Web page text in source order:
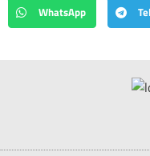
WhatsApp